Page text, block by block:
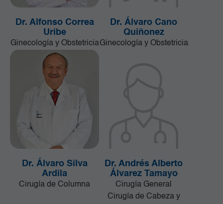
Dr. Alfonso Correa
Uribe
Ginecología y Obstetricia
Dr. Álvaro Cano
Quiñonez
Ginecología y Obstetricia
Dr. Álvaro Silva
Ardila
Cirugía de Columna
Dr. Andrés Alberto
Álvarez Tamayo
Cirugía General
Cirugía de Cabeza y